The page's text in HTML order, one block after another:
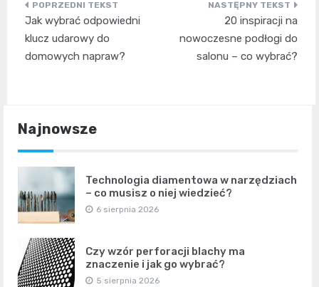
Nawigacja
wpisu
Jak wybrać odpowiedni
klucz udarowy do
domowych napraw?
20 inspiracji na
nowoczesne podłogi do
salonu – co wybrać?
Najnowsze
Technologia diamentowa w narzędziach
– co musisz o niej wiedzieć?
6 sierpnia 2026
Czy wzór perforacji blachy ma
znaczenie i jak go wybrać?
5 sierpnia 2026